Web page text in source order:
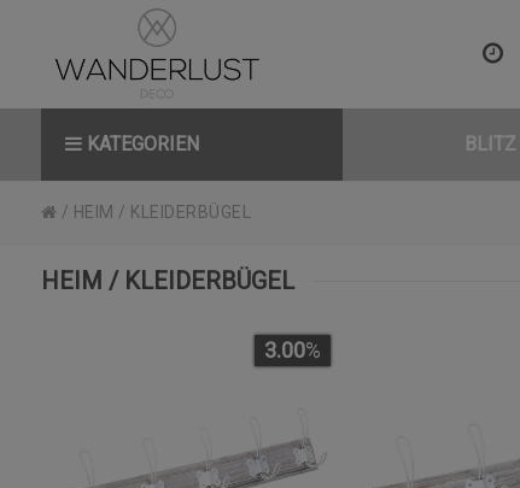
KATEGORIEN BLITZ
/ HEIM / KLEIDERBÜGEL
HEIM / KLEIDERBÜGEL
3.00%